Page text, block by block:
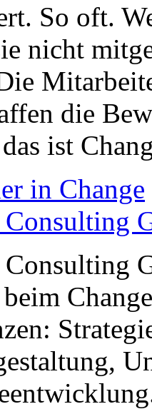
So oft.
nicht
die
ist
in Change